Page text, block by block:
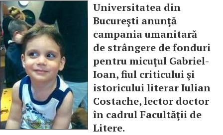
Universitatea din
Bucureşti anunţă
campania umanitară
de strângere de fonduri
pentru micuţul Gabriel-
Ioan, fiul criticului şi
istoricului literar Iulian
Costache, lector doctor
în cadrul Facultăţii de
Litere.